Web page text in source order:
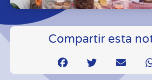
Compartir esta